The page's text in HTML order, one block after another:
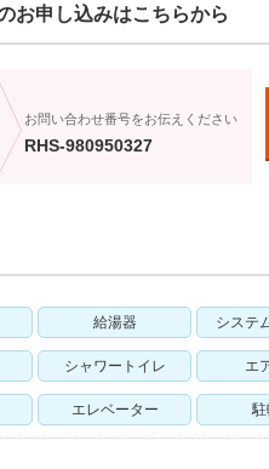
お申し込みはこちらから
お問い合わせ番号をお伝えください
RHS-980950327
給湯器 システ
シャワートイレ エ
エレベーター 駐